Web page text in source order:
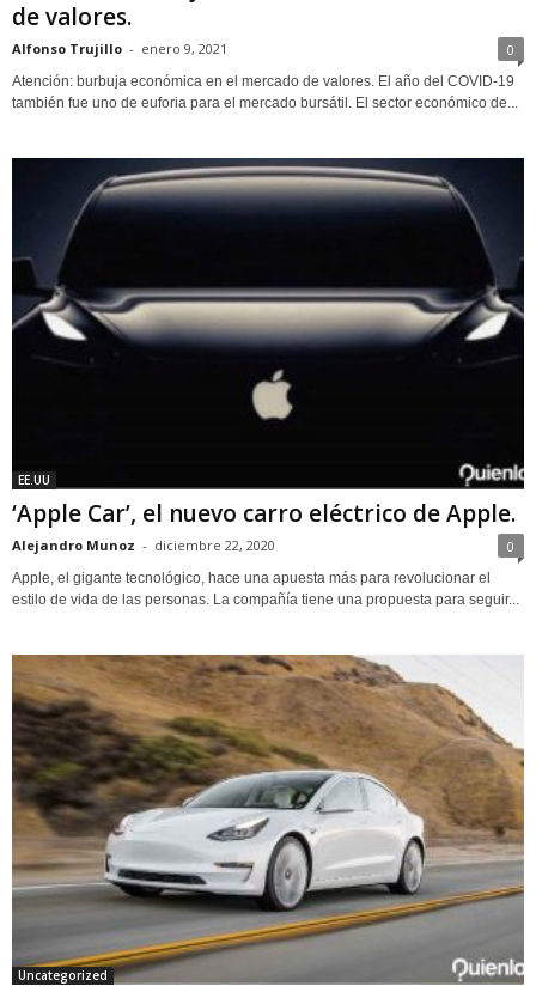
de valores.
Alfonso Trujillo - enero 9, 2021 0
Atención: burbuja económica en el mercado de valores. El año del COVID-19
también fue uno de euforia para el mercado bursátil. El sector económico de...
EE.UU
‘Apple Car’, el nuevo carro eléctrico de Apple.
Alejandro Munoz - diciembre 22, 2020 0
Apple, el gigante tecnológico, hace una apuesta más para revolucionar el
estilo de vida de las personas. La compañía tiene una propuesta para seguir...
Uncategorized